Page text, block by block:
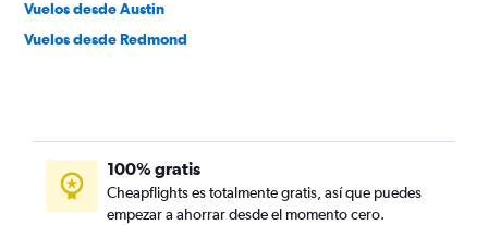
Vuelos desde Austin
Vuelos desde Redmond
100% gratis
Cheapflights es totalmente gratis, así que puedes
empezar a ahorrar desde el momento cero.